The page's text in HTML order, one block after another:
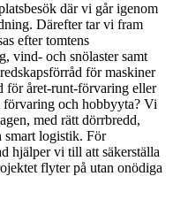
där vi går igenom
Därefter tar vi fram
efter tomtens
vind- och snölaster samt
för maskiner
för året-runt-förvaring eller
och hobbyyta? Vi
med rätt dörrbredd,
smart logistik. För
hjälper vi till att säkerställa
flyter på utan onödiga